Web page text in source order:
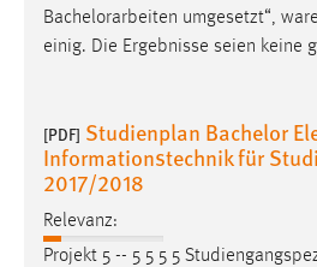
Bachelorarbeiten umgesetzt“,
einig. Die Ergebnisse seien keine
[PDF] Studienplan Bachelor
Informationstechnik für
2017/2018
Relevanz:
Projekt 5 -- 5 5 5 5